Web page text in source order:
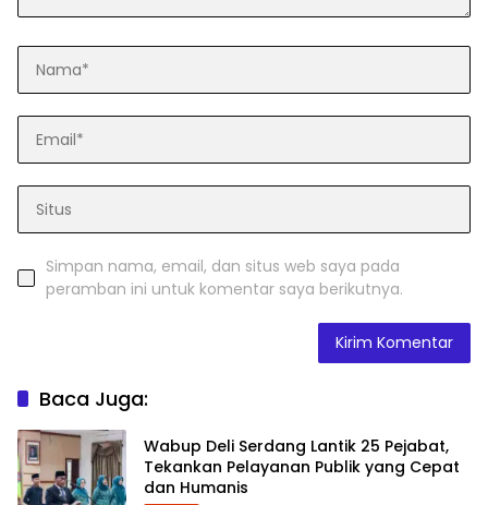
Simpan nama, email, dan situs web saya pada
peramban ini untuk komentar saya berikutnya.
Baca Juga:
Wabup Deli Serdang Lantik 25 Pejabat,
Tekankan Pelayanan Publik yang Cepat
dan Humanis